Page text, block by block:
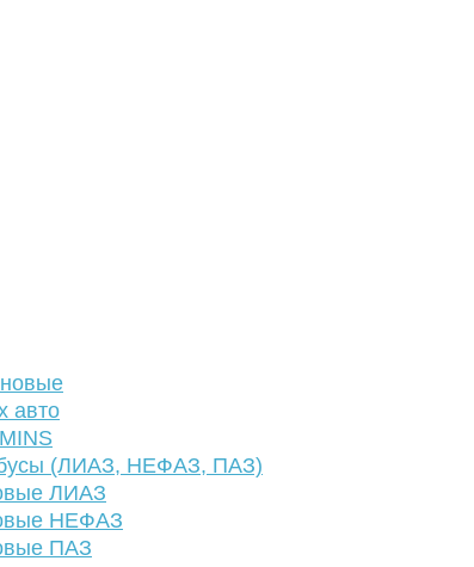
авто
(ЛИАЗ, НЕФАЗ, ПАЗ)
ЛИАЗ
НЕФАЗ
ПАЗ